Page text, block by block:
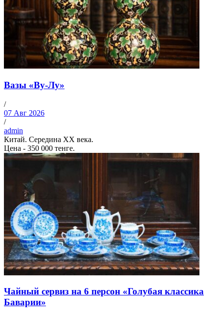
Вазы «Ву-Лу»
/
07 Авг 2026
/
admin
Китай. Середина ХХ века.
Цена - 350 000 тенге.
Чайный сервиз на 6 персон «Голубая классика
Баварии»